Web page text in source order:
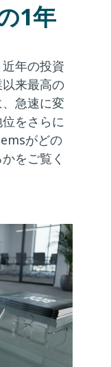
1年
年の投資
来最高の
急速に変
をさらに
がどの
をご覧く